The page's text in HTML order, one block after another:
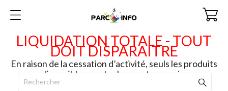
LIQUIDATION TOTALE - TOUT
DOIT DISPARAITRE
En raison de la cessation d’activité, seuls les produits
disponibles en stock seront envoyés.